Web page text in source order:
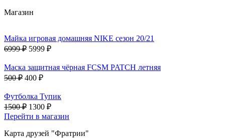
Магазин
Майка игровая домашняя NIKE сезон 20/21
6999 ₽ 5999 ₽
Маска защитная чёрная FCSM PATCH летняя
500 ₽ 400 ₽
Футболка Тупик
1500 ₽ 1300 ₽
Перейти в магазин
Карта друзей "Фратрии"